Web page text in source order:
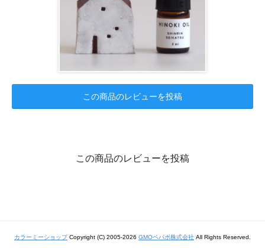
この商品のレビューを投稿
この商品のレビューを投稿
カラーミーショップCopyright (C) 2005-2026 GMOペパボ株式会社 All Rights Reserved.